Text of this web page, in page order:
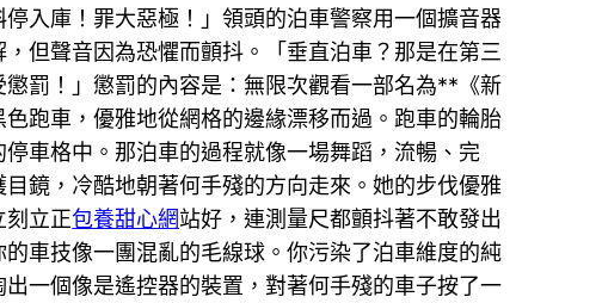
入庫！罪大惡極！」領頭的泊車警察用一個擴音器
但聲音因為恐懼而顫抖。「垂直泊車？那是在第三
罰！」懲罰的內容是：無限次觀看一部名為**《新
跑車，優雅地從網格的邊緣漂移而過。跑車的輪胎
車格中。那泊車的過程就像一場舞蹈，流暢、完
鏡，冷酷地朝著何手殘的方向走來。她的步伐優雅
刻立正包養甜心網站好，連測量尺都顫抖著不敢發出
車技像一團混亂的毛線球。你污染了泊車維度的純
一個像是遙控器的裝置，對著何手殘的車子按了一